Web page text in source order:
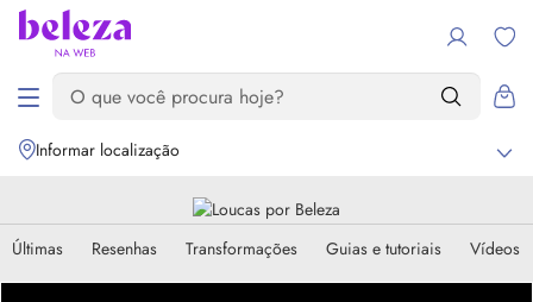
Informar localização
Últimas Resenhas Transformações Guias e tutoriais Vídeos